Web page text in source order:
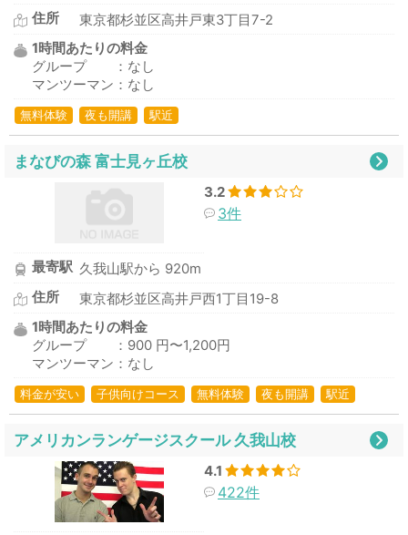
住所
東京都杉並区高井戸東3丁目7-2
1時間あたりの料金
グループ ：なし
マンツーマン：なし
無料体験 夜も開講 駅近
まなびの森 富士見ヶ丘校
3.2
3件
最寄駅 久我山駅から 920m
住所
東京都杉並区高井戸西1丁目19-8
1時間あたりの料金
グループ ：900 円〜1,200円
マンツーマン：なし
料金が安い 子供向けコース 無料体験 夜も開講 駅近
アメリカンランゲージスクール 久我山校
4.1
422件